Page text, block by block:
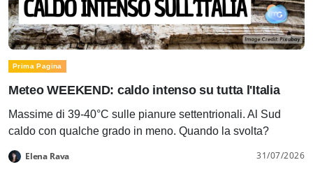
Prima Pagina
Meteo WEEKEND: caldo intenso su tutta l'Italia
Massime di 39-40°C sulle pianure settentrionali. Al Sud
caldo con qualche grado in meno. Quando la svolta?
Elena Rava 31/07/2026